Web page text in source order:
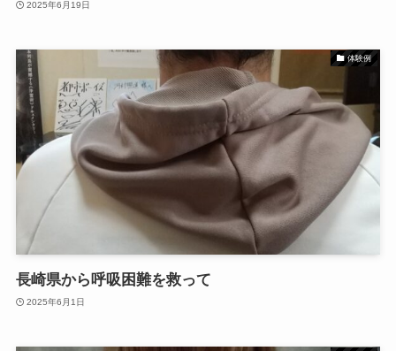
2025年6月19日
体験例
長崎県から呼吸困難を救って
2025年6月1日